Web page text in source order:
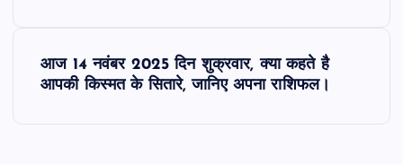
आज 14 नवंबर 2025 दिन शुक्रवार, क्या कहते है
आपकी किस्मत के सितारे, जानिए अपना राशिफल।